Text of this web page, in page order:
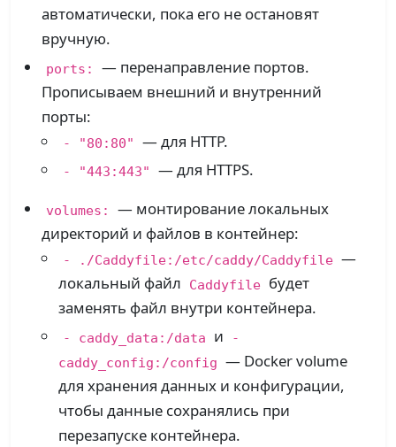
автоматически, пока его не остановят
вручную.
ports:
— перенаправление портов.
Прописываем внешний и внутренний
порты:
- "80:80" — для HTTP.
- "443:443" — для HTTPS.
volumes:
— монтирование локальных
директорий и файлов в контейнер:
- ./Caddyfile:/etc/caddy/Caddyfile —
локальный файл
Caddyfile будет
заменять файл внутри контейнера.
- caddy_data:/data и
-
caddy_config:/config — Docker volume
для хранения данных и конфигурации,
чтобы данные сохранялись при
перезапуске контейнера.